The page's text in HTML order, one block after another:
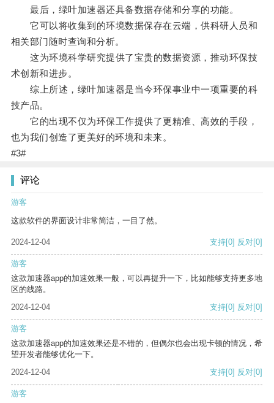
最后，绿叶加速器还具备数据存储和分享的功能。
它可以将收集到的环境数据保存在云端，供科研人员和
相关部门随时查询和分析。
这为环境科学研究提供了宝贵的数据资源，推动环保技
术创新和进步。
综上所述，绿叶加速器是当今环保事业中一项重要的科
技产品。
它的出现不仅为环保工作提供了更精准、高效的手段，
也为我们创造了更美好的环境和未来。
#3#
评论
游客
这款软件的界面设计非常简洁，一目了然。
2024-12-04 支持[0] 反对[0]
游客
这款加速器app的加速效果一般，可以再提升一下，比如能够支持更多地
区的线路。
2024-12-04
支持[0] 反对[0]
游客
这款加速器app的加速效果还是不错的，但偶尔也会出现卡顿的情况，希
望开发者能够优化一下。
2024-12-04
支持[0] 反对[0]
游客